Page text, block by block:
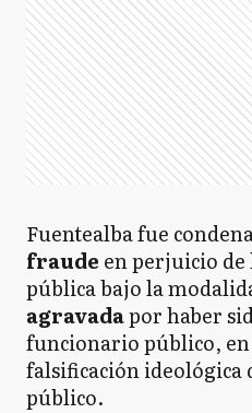
Fuentealba fue
fraude en perjuicio
pública bajo la
agravadapor haber
funcionario público,
falsificación ideológica
público.